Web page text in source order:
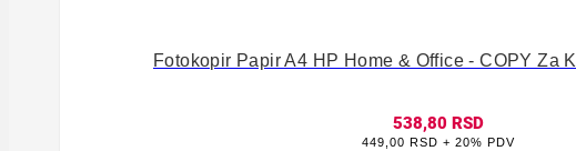
Fotokopir Papir A4 HP Home & Office - COPY Za
538,80 RSD
449,00 RSD + 20% PDV